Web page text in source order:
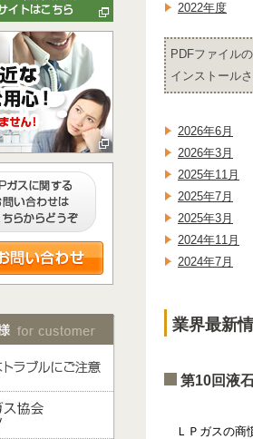
2022年度
PDFファイル
インストール
2026年6月
2026年3月
2025年11月
2025年7月
2025年3月
2024年11月
2024年7月
業界最新
第10回液
ＬＰガスの商